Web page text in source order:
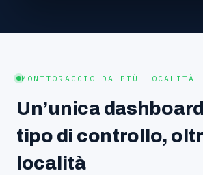
MONITORAGGIO DA PIÙ LOCALITÀ
Un’unica
tipo di controllo,
località